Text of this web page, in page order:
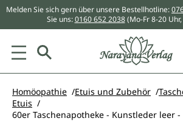
springen
Melden Sie sich gern über unsere Bestellhotline:
Sie uns:0160 652 2038 (Mo-Fr 8-20
Homöopathie Etuis und Zubehör
Etuis
60er Taschenapotheke - Kunstleder leer